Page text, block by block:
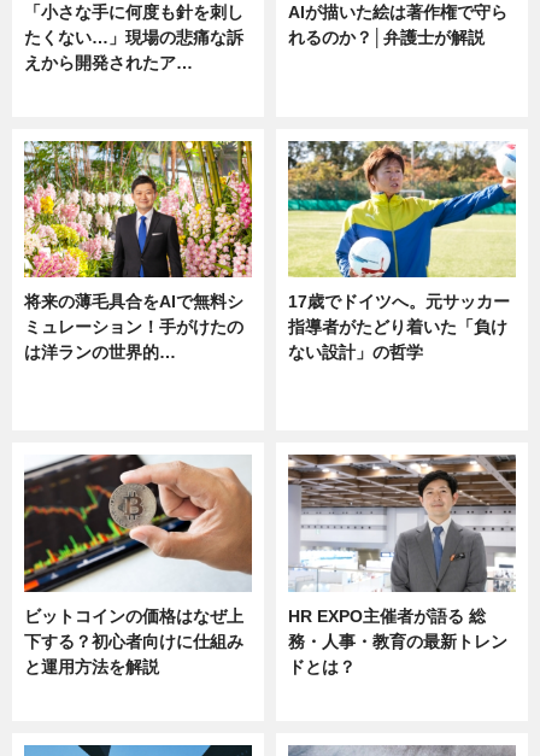
「小さな手に何度も針を刺し
たくない…」現場の悲痛な訴
えから開発されたア…
AIが描いた絵は著作権で守ら
れるのか？│弁護士が解説
将来の薄毛具合をAIで無料シ
ミュレーション！手がけたの
は洋ランの世界的…
17歳でドイツへ。元サッカー
指導者がたどり着いた「負け
ない設計」の哲学
ビットコインの価格はなぜ上
下する？初心者向けに仕組み
と運用方法を解説
HR EXPO主催者が語る 総
務・人事・教育の最新トレン
ドとは？